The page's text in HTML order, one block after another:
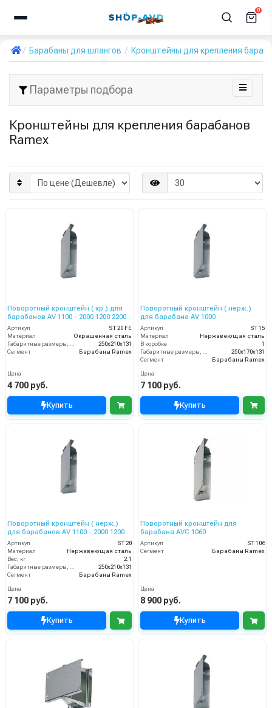
0
Барабаны для шлангов Кронштейны для крепления
Параметры подбора
Кронштейны для крепления барабанов
Ramex
Поворотный кронштейн ( кр.) для
барабанов AV 1100 - 2000 1200 2200
2201- 825
Артикул
ST 20 FE
Материал
Окрашенная сталь
250x210x131
Сегмент
Барабаны Ramex
Цена
4 700 руб.
Купить
Поворотный кронштейн ( нерж.)
для барабана AV 1000
Артикул
ST 15
Материал
Нержавеющая сталь
В коробке
1
250x170x131
Сегмент
Барабаны Ramex
Цена
7 100 руб.
Купить
Поворотный кронштейн ( нерж.)
для барабанов AV 1100 - 2000 1200
2200 2201- 825
Артикул
ST 20
Материал
Нержавеющая сталь
Вес, кг
2.1
Габаритные размеры, мм
250x210x131
Сегмент
Барабаны Ramex
Цена
7 100 руб.
Купить
Поворотный кронштейн для
барабана AVC 1060
Артикул
ST 106
Сегмент
Барабаны Ramex
Цена
8 900 руб.
Купить